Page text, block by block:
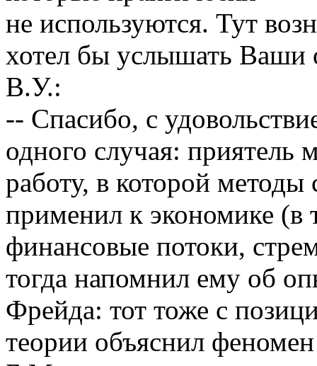
не используются. Тут
хотел бы услышать Ваши
В.У.:
-- Спасибо, с
одного случая: приятель
работу, в которой методы
применил к экономике (в
финансовые потоки,
тогда напомнил ему об
Фрейда: тот тоже с
теории объяснил